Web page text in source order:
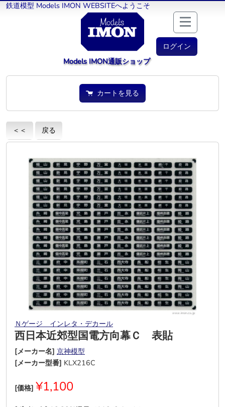
鉄道模型 Models IMON WEBSITEへようこそ
ログイン
Models IMON通販ショップ
カートを見る
＜＜ 戻る
Ｎゲージ インレタ・デカール
西日本近郊型国電方向幕Ｃ 表貼
[メーカー名] 京神模型
[メーカー型番] KLX216C
[価格] ¥1,100